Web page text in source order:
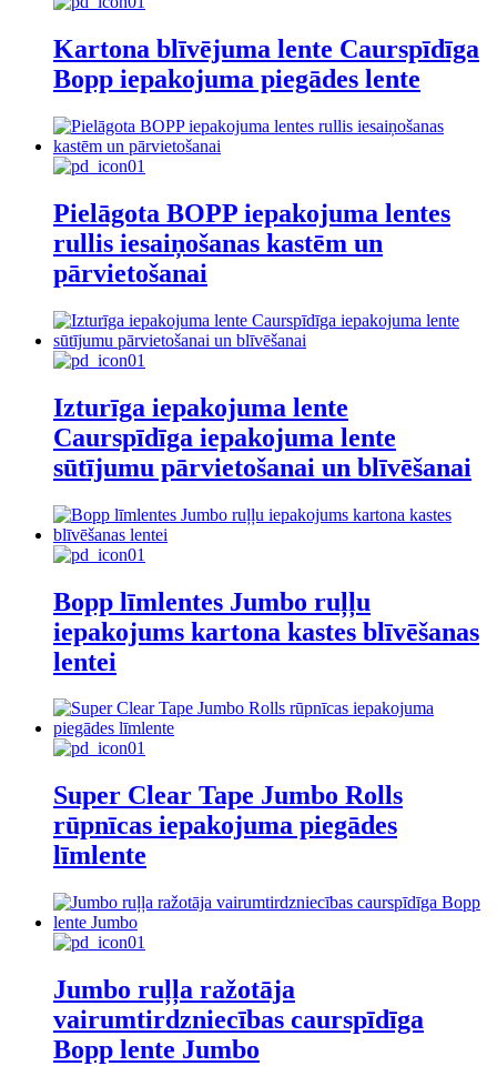
Kartona blīvējuma lente Caurspīdīga
Bopp iepakojuma piegādes lente
Pielāgota BOPP iepakojuma lentes
rullis iesaiņošanas kastēm un
pārvietošanai
Izturīga iepakojuma lente
Caurspīdīga iepakojuma lente
sūtījumu pārvietošanai un blīvēšanai
Bopp līmlentes Jumbo ruļļu
iepakojums kartona kastes blīvēšanas
lentei
Super Clear Tape Jumbo Rolls
rūpnīcas iepakojuma piegādes
līmlente
Jumbo ruļļa ražotāja
vairumtirdzniecības caurspīdīga
Bopp lente Jumbo